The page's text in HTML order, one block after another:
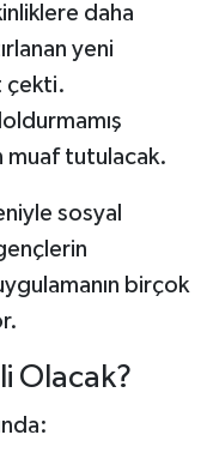
daha
yeni
çekti.
muaf tutulacak.
sosyal
birçok
Olacak?